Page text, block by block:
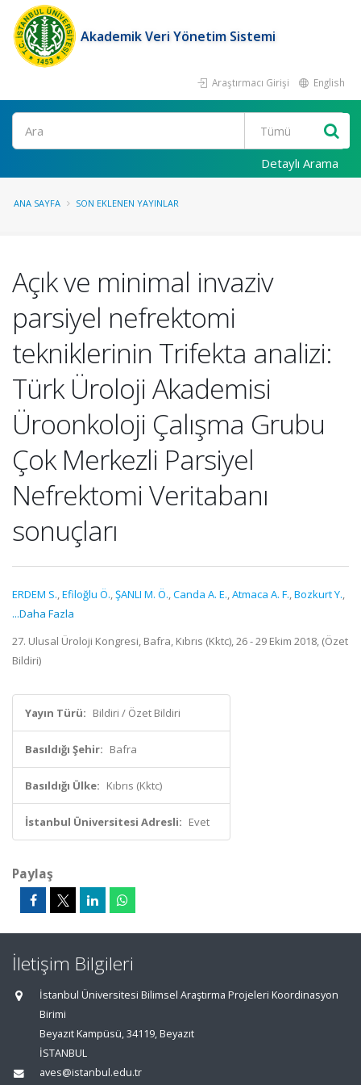
Akademik Veri Yönetim Sistemi
Araştırmacı Girişi English
Ara
Detaylı Arama
ANA SAYFA SON EKLENEN YAYINLAR
Açık ve minimal invaziv
parsiyel nefrektomi
tekniklerinin Trifekta analizi:
Türk Üroloji Akademisi
Üroonkoloji Çalışma Grubu
Çok Merkezli Parsiyel
Nefrektomi Veritabanı
sonuçları
ERDEM S.,Efiloğlu Ö.,ŞANLI M. Ö.,Canda A. E.,Atmaca A. F.,Bozkurt Y.,
...Daha Fazla
27. Ulusal Üroloji Kongresi, Bafra, Kıbrıs (Kktc), 26 - 29 Ekim 2018, (Özet
Bildiri)
Yayın Türü: Bildiri / Özet Bildiri
Basıldığı Şehir: Bafra
Basıldığı Ülke: Kıbrıs (Kktc)
İstanbul Üniversitesi Adresli: Evet
Paylaş
İletişim Bilgileri
İstanbul Üniversitesi Bilimsel Araştırma Projeleri Koordinasyon
Birimi
Beyazıt Kampüsü, 34119, Beyazıt
İSTANBUL
aves@istanbul.edu.tr